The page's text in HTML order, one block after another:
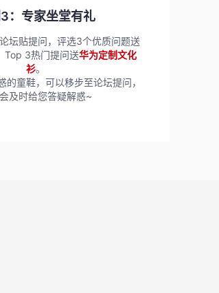
：专家坐堂有礼
坛贴提问，评选3个优质问题送
Top 3热门提问送华为定制文化
衫。
的童鞋，可以移步至论坛提问，
及时给您答疑解惑~